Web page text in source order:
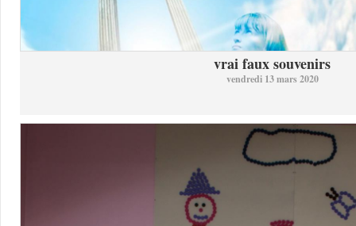
vrai faux souvenirs
vendredi 13 mars 2020